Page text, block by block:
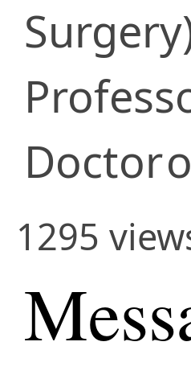
Doctor
1295